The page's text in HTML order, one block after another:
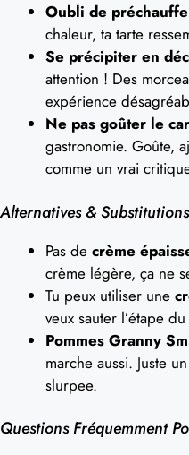
Oubli de
chaleur, ta tarte
Se précipiter en
attention ! Des
expérience
Ne pas goûter le
gastronomie. Goûte,
comme un vrai
Alternatives & Substitutions
Pas de crème
crème légère, ça ne
Tu peux utiliser une
veux sauter l’étape
Pommes Granny
marche aussi. Juste
slurpee.
Questions Fréquemment